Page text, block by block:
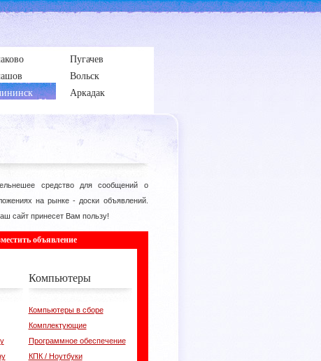
Пугачев
Вольск
Аркадак
средство для сообщений о
на рынке - доски объявлений.
сайт принесет Вам пользу!
объявление
Компьютеры
Компьютеры в сборе
Комплектующие
Программное обеспечение
КПК / Ноутбуки